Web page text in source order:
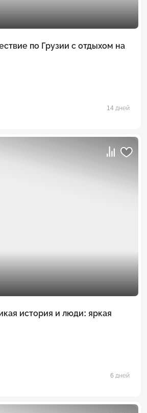
по Грузии с отдыхом на
14 дней
история и люди: яркая
6 дней